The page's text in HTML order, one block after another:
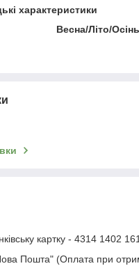
характеристики
Весна/Літо/Осінь
картку - 4314 1402
Пошта" (Оплата при